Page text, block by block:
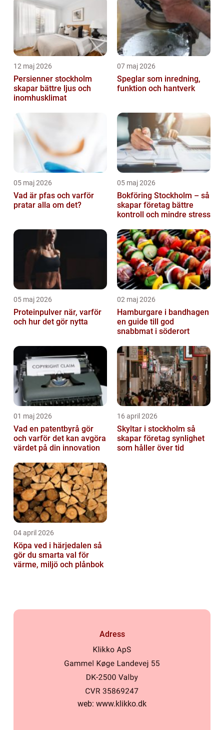
12 maj 2026
Persienner stockholm
skapar bättre ljus och
inomhusklimat
07 maj 2026
Speglar som inredning,
funktion och hantverk
05 maj 2026
Vad är pfas och varför
pratar alla om det?
05 maj 2026
Bokföring Stockholm – så
skapar företag bättre
kontroll och mindre stress
05 maj 2026
Proteinpulver när, varför
och hur det gör nytta
02 maj 2026
Hamburgare i bandhagen
en guide till god
snabbmat i söderort
01 maj 2026
Vad en patentbyrå gör
och varför det kan avgöra
värdet på din innovation
16 april 2026
Skyltar i stockholm så
skapar företag synlighet
som håller över tid
04 april 2026
Köpa ved i härjedalen så
gör du smarta val för
värme, miljö och plånbok
Adress
web: www.klikko.dk